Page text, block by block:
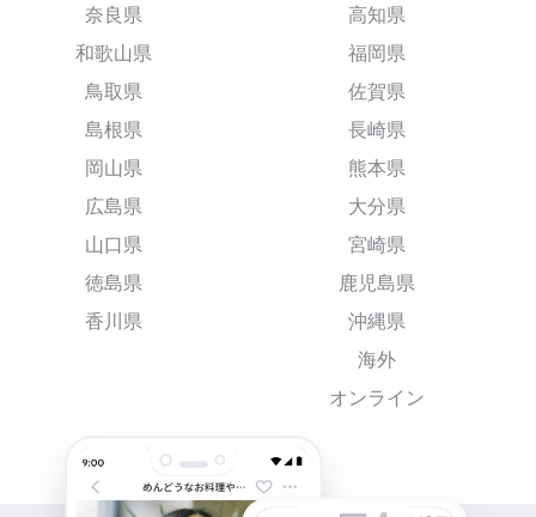
奈良県
和歌山県
鳥取県
島根県
岡山県
広島県
山口県
徳島県
香川県
高知県
福岡県
佐賀県
長崎県
熊本県
大分県
宮崎県
鹿児島県
沖縄県
海外
オンライン